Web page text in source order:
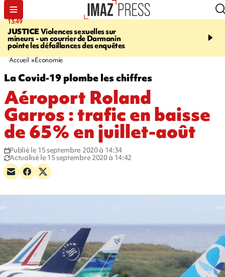
13:49
JUSTICEViolences sexuelles sur
mineurs - un courrier de Darmanin
pointe les défaillances des enquêtes
17:59
Corniche - la route du
Accueil Économie
La Covid-19 plombe les chiffres
Aéroport Roland
Garros : trafic en baisse
de 65% en juillet-août
Publié le 15 septembre 2020 à 14:34
Actualisé le 15 septembre 2020 à 14:42